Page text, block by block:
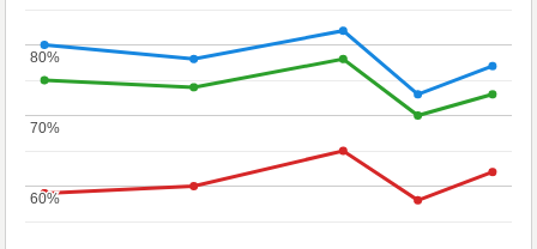
60%
60%
70%
70%
80%
80%